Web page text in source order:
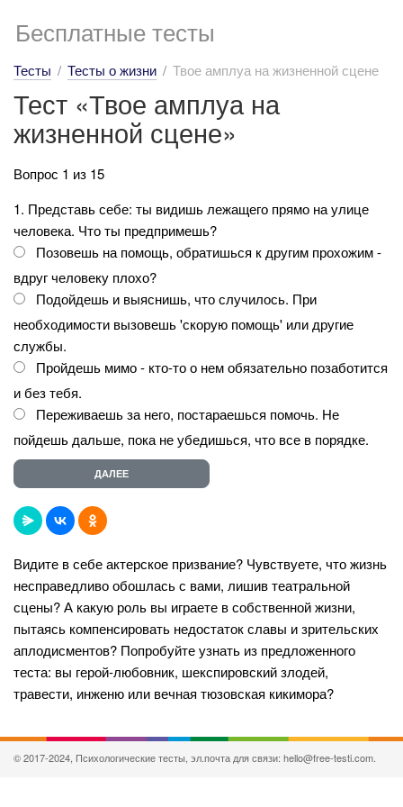
Бесплатные тесты
Тесты Тесты о жизни Твое амплуа на жизненной сцене
Тест «Твое амплуа на
жизненной сцене»
Вопрос 1 из 15
1. Представь себе: ты видишь лежащего прямо на улице
человека. Что ты предпримешь?
Позовешь на помощь, обратишься к другим прохожим -
вдруг человеку плохо?
Подойдешь и выяснишь, что случилось. При
необходимости вызовешь 'скорую помощь' или другие
службы.
Пройдешь мимо - кто-то о нем обязательно позаботится
и без тебя.
Переживаешь за него, постараешься помочь. Не
пойдешь дальше, пока не убедишься, что все в порядке.
Видите в себе актерское призвание? Чувствуете, что жизнь
несправедливо обошлась с вами, лишив театральной
сцены? А какую роль вы играете в собственной жизни,
пытаясь компенсировать недостаток славы и зрительских
аплодисментов? Попробуйте узнать из предложенного
теста: вы герой-любовник, шекспировский злодей,
травести, инженю или вечная тюзовская кикимора?
© 2017-2024, Психологические тесты, эл.почта для связи: hello@free-testi.com.